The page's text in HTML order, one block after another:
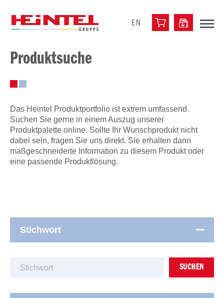
EN
Produktsuche
Das Heintel Produktportfolio ist extrem umfassend.
Suchen Sie gerne in einem Auszug unserer
Produktpalette online. Sollte Ihr Wunschprodukt nicht
dabei sein, fragen Sie uns direkt. Sie erhalten dann
maßgeschneiderte Information zu diesem Produkt oder
eine passende Produktlösung.
Stichwort
SUCHEN